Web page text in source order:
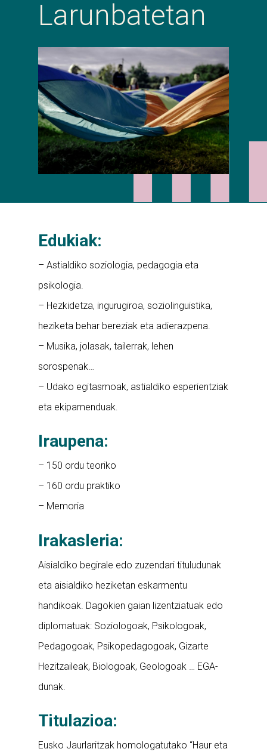
Larunbatetan
Edukiak:
– Astialdiko soziologia, pedagogia eta
psikologia.
– Hezkidetza, ingurugiroa, soziolinguistika,
heziketa behar bereziak eta adierazpena.
– Musika, jolasak, tailerrak, lehen
sorospenak…
– Udako egitasmoak, astialdiko esperientziak
eta ekipamenduak.
Iraupena:
– 150 ordu teoriko
– 160 ordu praktiko
– Memoria
Irakasleria:
Aisialdiko begirale edo zuzendari tituludunak
eta aisialdiko heziketan eskarmentu
handikoak. Dagokien gaian lizentziatuak edo
diplomatuak: Soziologoak, Psikologoak,
Pedagogoak, Psikopedagogoak, Gizarte
Hezitzaileak, Biologoak, Geologoak … EGA-
dunak.
Titulazioa:
Eusko Jaurlaritzak homologatutako “Haur eta